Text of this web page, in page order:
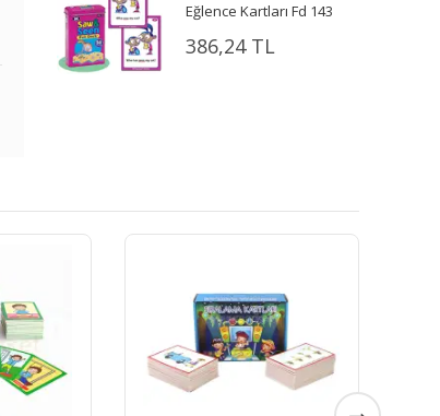
Eğlence Kartları Fd 143
386,24 TL